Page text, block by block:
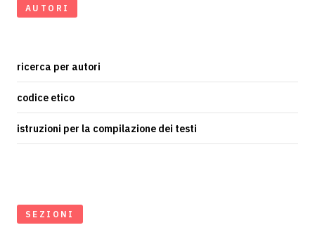
AUTORI
ricerca per autori
codice etico
istruzioni per la compilazione dei testi
SEZIONI